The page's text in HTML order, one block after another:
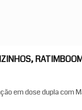
em dose dupla com